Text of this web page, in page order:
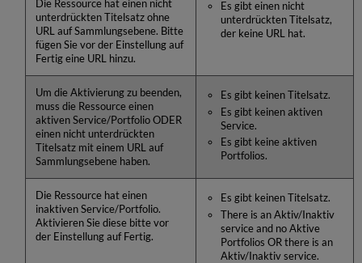
Die Ressource hat einen nicht
unterdrückten Titelsatz ohne
URL auf Sammlungsebene. Bitte
fügen Sie vor der Einstellung auf
Fertig eine URL hinzu.
Es gibt einen nicht
unterdrückten Titelsatz,
der keine URL hat.
Um die Aktivierung zu beenden,
muss die Ressource einen
aktiven Service/Portfolio ODER
einen nicht unterdrückten
Titelsatz mit einem URL auf
Sammlungsebene haben.
Es gibt keinen Titelsatz.
Es gibt keinen aktiven
Service.
Es gibt keine aktiven
Portfolios.
Die Ressource hat einen
inaktiven Service/Portfolio.
Aktivieren Sie diese bitte vor
der Einstellung auf Fertig.
Es gibt keinen Titelsatz.
There is an Aktiv/Inaktiv
service and no Aktive
Portfolios OR there is an
Aktiv/Inaktiv service.